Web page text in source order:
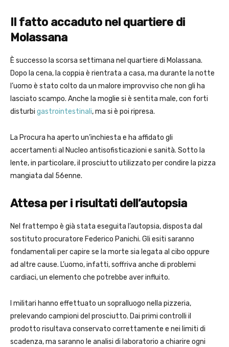
Il fatto accaduto nel quartiere di
Molassana
È successo la scorsa settimana nel quartiere di Molassana.
Dopo la cena, la coppia è rientrata a casa, ma durante la notte
l’uomo è stato colto da un malore improvviso che non gli ha
lasciato scampo. Anche la moglie si è sentita male, con forti
disturbi gastrointestinali, ma si è poi ripresa.
La Procura ha aperto un’inchiesta e ha affidato gli
accertamenti al Nucleo antisofisticazioni e sanità. Sotto la
lente, in particolare, il prosciutto utilizzato per condire la pizza
mangiata dal 56enne.
Attesa per i risultati dell’autopsia
Nel frattempo è già stata eseguita l’autopsia, disposta dal
sostituto procuratore Federico Panichi. Gli esiti saranno
fondamentali per capire se la morte sia legata al cibo oppure
ad altre cause. L’uomo, infatti, soffriva anche di problemi
cardiaci, un elemento che potrebbe aver influito.
I militari hanno effettuato un sopralluogo nella pizzeria,
prelevando campioni del prosciutto. Dai primi controlli il
prodotto risultava conservato correttamente e nei limiti di
scadenza, ma saranno le analisi di laboratorio a chiarire ogni